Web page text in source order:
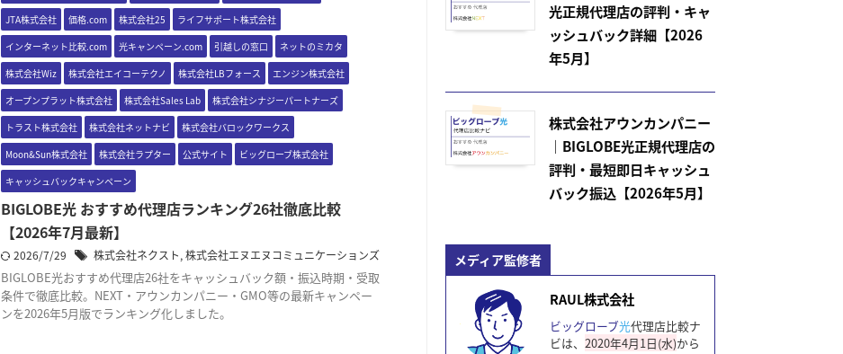
JTA株式会社
価格.com 株式会社25
ライフサポート株式会社
インターネット比較.com
光キャンペーン.com 引越しの窓口
ネットのミカタ
株式会社Wiz
株式会社エイコーテクノ 株式会社LBフォース
エンジン株式会社
オープンプラット株式会社
株式会社Sales Lab
株式会社シナジーパートナーズ
トラスト株式会社
株式会社ネットナビ
株式会社バロックワークス
Moon&Sun株式会社
株式会社ラプター 公式サイト
ビッグローブ株式会社
キャッシュバックキャンペーン
BIGLOBE光 おすすめ代理店ランキング26社徹底比較
【2026年7月最新】
2026/7/29 株式会社ネクスト,株式会社エヌエヌコミュニケーションズ
BIGLOBE光おすすめ代理店26社をキャッシュバック額・振込時期・受取
条件で徹底比較。NEXT・アウンカンパニー・GMO等の最新キャンペー
ンを2026年5月版でランキング化しました。
光正規代理店の評判・キャ
ッシュバック詳細【2026
年5月】
株式会社アウンカンパニー
｜BIGLOBE光正規代理店の
評判・最短即日キャッシュ
バック振込【2026年5月】
メディア監修者
RAUL株式会社
ビッグローブ光代理店比較ナ
ビは、 2020年4月1日(水)から